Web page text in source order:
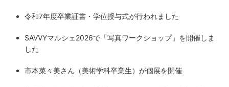
令和7年度卒業証書・学位授与式が行われました
SAVVYマルシェ2026で「写真ワークショップ」を開催しま
した
市本菜々美さん（美術学科卒業生）が個展を開催